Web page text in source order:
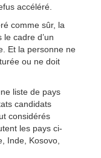
accéléré.
comme sûr, la
cadre d’un
Et la personne ne
ou ne doit
liste de pays
candidats
considérés
les pays ci-
Inde, Kosovo,